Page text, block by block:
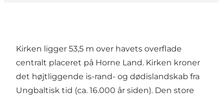
Kirken ligger 53,5 m over havets overflade
centralt placeret på Horne Land. Kirken kroner
det højtliggende is-rand- og dødislandskab fra
Ungbaltisk tid (ca. 16.000 år siden). Den store